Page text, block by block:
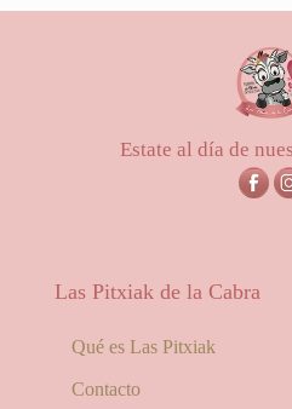
Estate al día de
Las Pitxiak de la Cabra
Qué es Las Pitxiak
Contacto